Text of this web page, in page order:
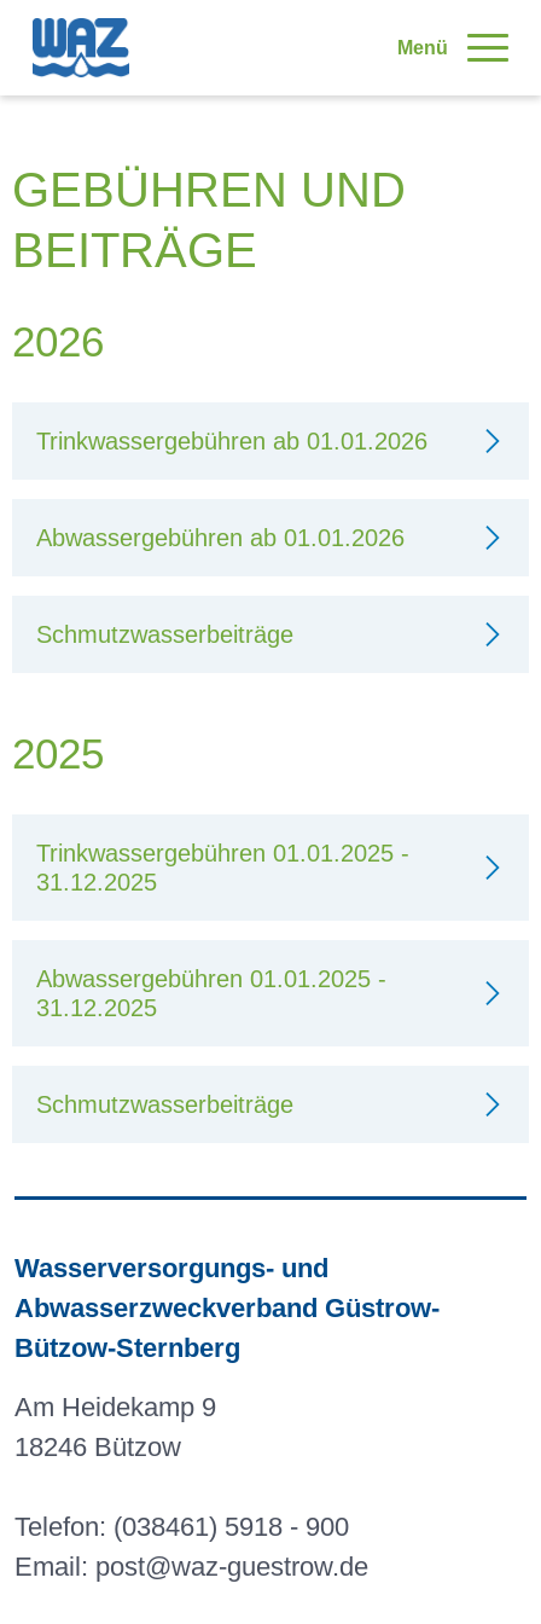
Menü
GEBÜHREN UND
BEITRÄGE
2026
Trinkwassergebühren ab 01.01.2026
Abwassergebühren ab 01.01.2026
Schmutzwasserbeiträge
2025
Trinkwassergebühren 01.01.2025 -
31.12.2025
Abwassergebühren 01.01.2025 -
31.12.2025
Schmutzwasserbeiträge
Wasserversorgungs- und
Abwasserzweckverband Güstrow-
Bützow-Sternberg
Am Heidekamp 9
18246 Bützow
Telefon: (038461) 5918 - 900
Email: post@waz-guestrow.de